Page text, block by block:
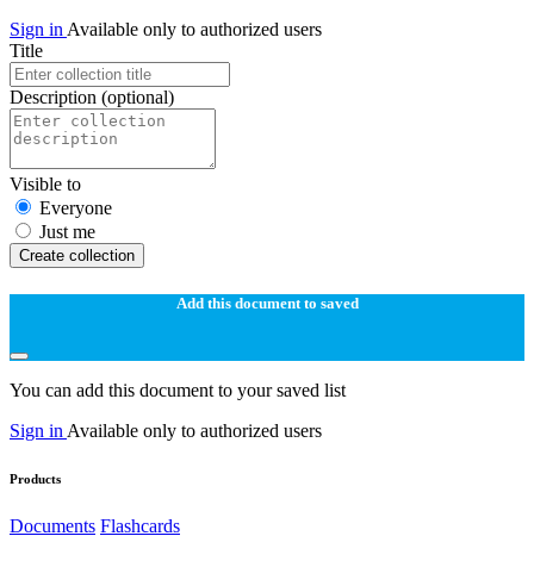
Sign in Available only to authorized users
Title
Description (optional)
Visible to
Everyone
Just me
Create collection
Add this document to saved
You can add this document to your saved list
Sign in Available only to authorized users
Products
Documents Flashcards